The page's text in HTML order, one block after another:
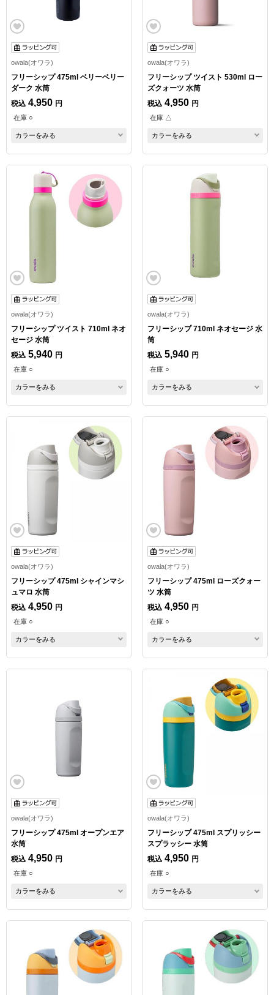
owala(オワラ)
フリーシップ 475ml ベリーベリー
ダーク 水筒
税込 4,950 円
在庫 ○
カラーをみる
owala(オワラ)
フリーシップ ツイスト 530ml ロー
ズクォーツ 水筒
税込 4,950 円
在庫 △
カラーをみる
owala(オワラ)
フリーシップ ツイスト 710ml ネオ
セージ 水筒
税込 5,940 円
在庫 ○
カラーをみる
owala(オワラ)
フリーシップ 710ml ネオセージ 水
筒
税込 5,940 円
在庫 ○
カラーをみる
owala(オワラ)
フリーシップ 475ml シャインマシ
ュマロ 水筒
税込 4,950 円
在庫 ○
カラーをみる
owala(オワラ)
フリーシップ 475ml ローズクォー
ツ 水筒
税込 4,950 円
在庫 ○
カラーをみる
owala(オワラ)
フリーシップ 475ml オープンエア
水筒
税込 4,950 円
在庫 ○
カラーをみる
owala(オワラ)
フリーシップ 475ml スプリッシー
スプラッシー 水筒
税込 4,950 円
在庫 ○
カラーをみる